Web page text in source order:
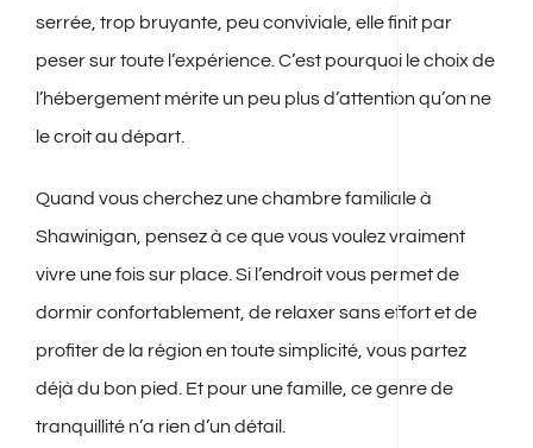
serrée, trop bruyante, peu conviviale, elle finit par
peser sur toute l’expérience. C’est pourquoi le choix de
l’hébergement mérite un peu plus d’attention qu’on ne
le croit au départ.
Quand vous cherchez une chambre familiale à
Shawinigan, pensez à ce que vous voulez vraiment
vivre une fois sur place. Si l’endroit vous permet de
dormir confortablement, de relaxer sans effort et de
profiter de la région en toute simplicité, vous partez
déjà du bon pied. Et pour une famille, ce genre de
tranquillité n’a rien d’un détail.